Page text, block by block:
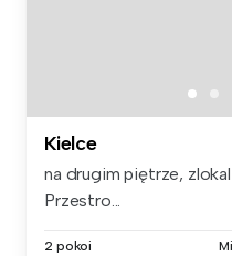
Kielce
na drugim piętrze,
Przestro...
2 pokoi